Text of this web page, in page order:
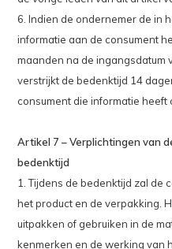
6. Indien de ondernemer de in
informatie aan de consument
maanden na de ingangsdatum
verstrijkt de bedenktijd 14
consument die informatie heeft
Artikel 7 – Verplichtingen van
bedenktijd
1. Tijdens de bedenktijd zal de
het product en de verpakking.
uitpakken of gebruiken in de
kenmerken en de werking van